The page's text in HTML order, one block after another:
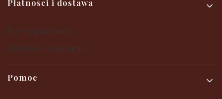
Linki w stopce
Płatności i dostawa
Pomoc